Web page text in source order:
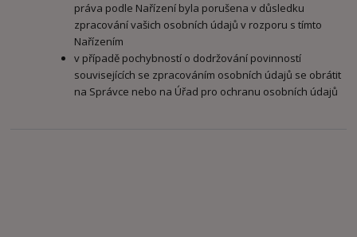
práva podle Nařízení byla porušena v důsledku
zpracování vašich osobních údajů v rozporu s tímto
Nařízením
v případě pochybností o dodržování povinností
souvisejících se zpracováním osobních údajů se obrátit
na Správce nebo na Úřad pro ochranu osobních údajů